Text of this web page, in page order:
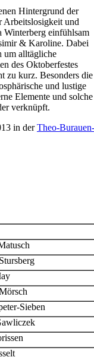
Hintergrund der
Arbeitslosigkeit und
Winterberg einfühlsam
& Karoline. Dabei
um alltägliche
des Oktoberfestes
zu kurz. Besonders die
und lustige
Elemente und solche
verknüpft.
in derTheo-Burauen-
Sieben